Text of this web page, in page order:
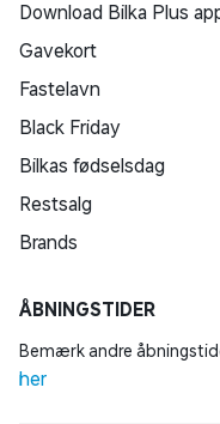
Download Bilka Plus
Gavekort
Fastelavn
Black Friday
Bilkas fødselsdag
Restsalg
Brands
ÅBNINGSTIDER
Bemærk andre
her